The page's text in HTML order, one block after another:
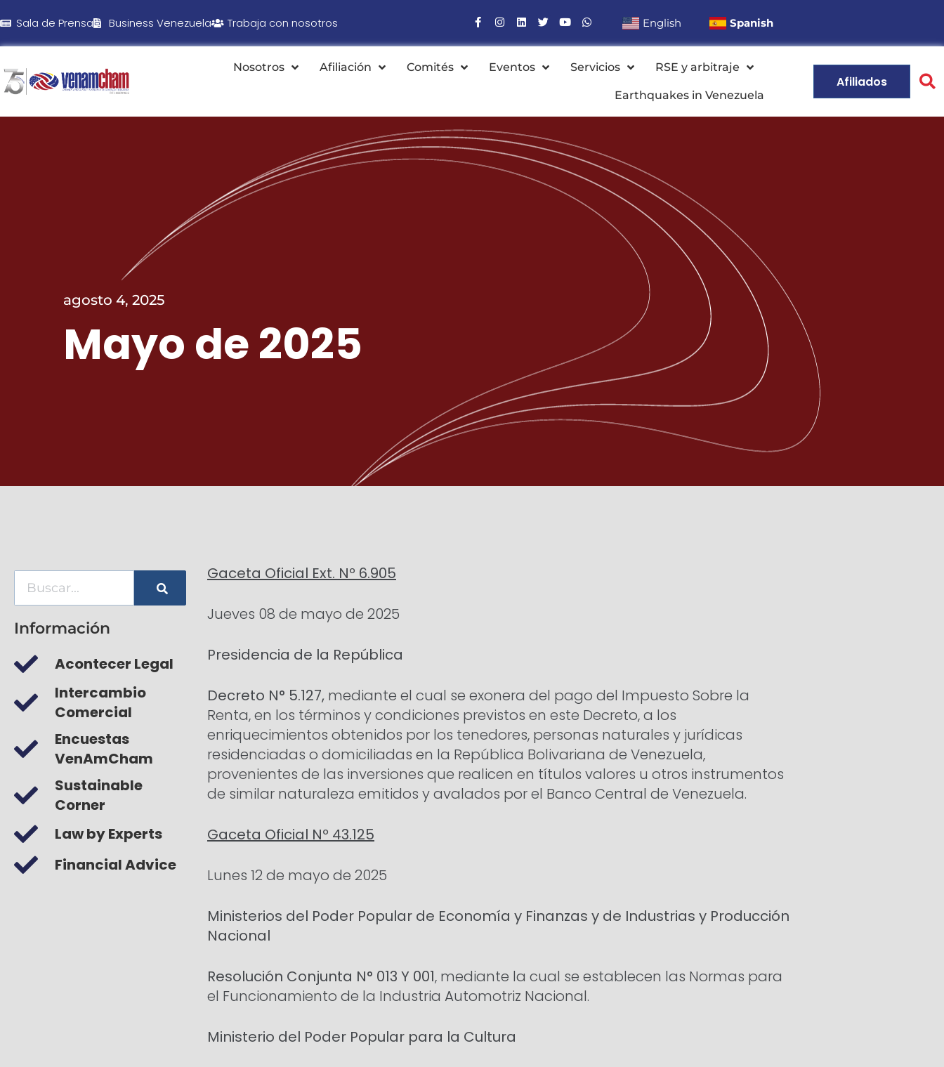
Sala de Prensa Business Venezuela Trabaja con nosotros English Spanish
Nosotros Afiliación Comités Eventos Servicios RSE y arbitraje
Earthquakes in Venezuela
Afiliados
agosto 4, 2025
Mayo de 2025
Información
Acontecer Legal
Intercambio
Comercial
Encuestas
VenAmCham
Sustainable
Corner
Law by Experts
Financial Advice
Gaceta Oficial Ext. Nº 6.905
Jueves 08 de mayo de 2025
Presidencia de la República
Decreto N° 5.127, mediante el cual se exonera del pago del Impuesto Sobre la
Renta, en los términos y condiciones previstos en este Decreto, a los
enriquecimientos obtenidos por los tenedores, personas naturales y jurídicas
residenciadas o domiciliadas en la República Bolivariana de Venezuela,
provenientes de las inversiones que realicen en títulos valores u otros instrumentos
de similar naturaleza emitidos y avalados por el Banco Central de Venezuela.
Gaceta Oficial Nº 43.125
Lunes 12 de mayo de 2025
Ministerios del Poder Popular de Economía y Finanzas y de Industrias y Producción
Nacional
Resolución Conjunta N° 013 Y 001, mediante la cual se establecen las Normas para
el Funcionamiento de la Industria Automotriz Nacional.
Ministerio del Poder Popular para la Cultura